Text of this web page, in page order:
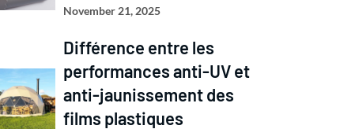
November 21, 2025
Différence entre les
performances anti-UV et
anti-jaunissement des
films plastiques